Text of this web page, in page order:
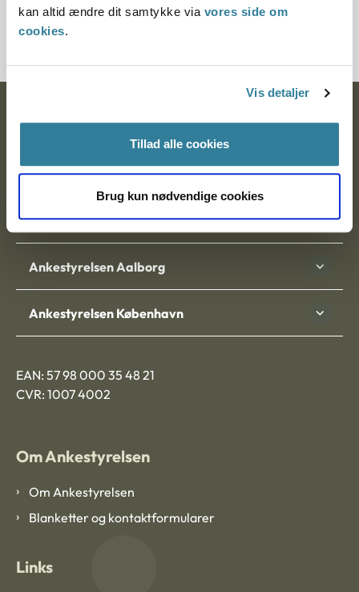
kan altid ændre dit samtykke via vores side om
cookies.
Vis detaljer
Tillad alle cookies
Brug kun nødvendige cookies
370077-00
Ankestyrelsen
9000 Aalborg
Ankestyrelsen Aalborg
Ankestyrelsen København
EAN: 57 98 000 35 48 21
CVR: 1007 4002
Om Ankestyrelsen
Om Ankestyrelsen
Blanketter og kontaktformularer
Links